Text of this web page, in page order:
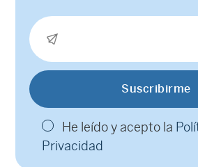
He leído y acepto la
Privacidad